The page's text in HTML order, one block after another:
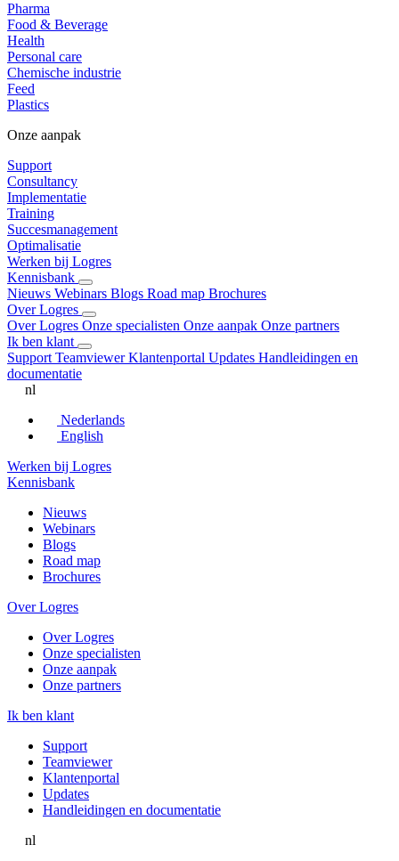
Pharma
Food & Beverage
Health
Personal care
Chemische industrie
Feed
Plastics
Onze aanpak
Support
Consultancy
Implementatie
Training
Succesmanagement
Optimalisatie
Werken bij Logres
Kennisbank
Nieuws Webinars Blogs Road map Brochures
Over Logres
Over Logres Onze specialisten Onze aanpak Onze partners
Ik ben klant
Support TeamviewerKlantenportal Updates Handleidingen en
documentatie
nl
Nederlands
English
Werken bij Logres
Kennisbank
Nieuws
Webinars
Blogs
Road map
Brochures
Over Logres
Over Logres
Onze specialisten
Onze aanpak
Onze partners
Ik ben klant
Support
Teamviewer
Klantenportal
Updates
Handleidingen en documentatie
nl